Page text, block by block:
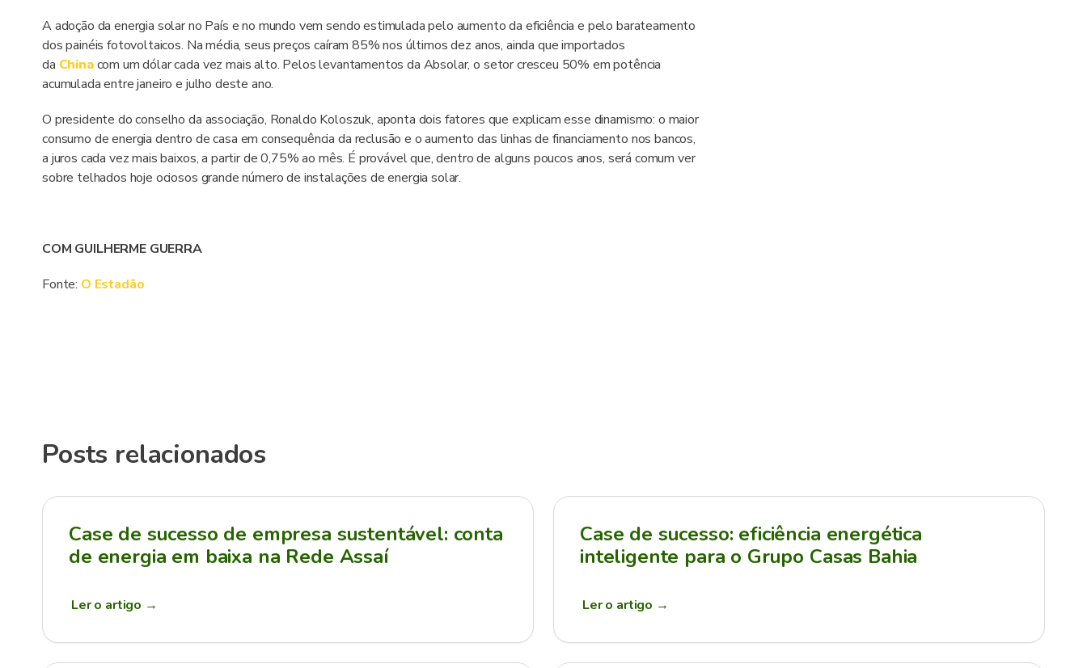
A adoção da energia solar no País e no mundo vem sendo estimulada pelo aumento da eficiência e pelo barateamento
dos painéis fotovoltaicos. Na média, seus preços caíram 85% nos últimos dez anos, ainda que importados
da Chinacom um dólar cada vez mais alto. Pelos levantamentos da Absolar, o setor cresceu 50% em potência
acumulada entre janeiro e julho deste ano.
O presidente do conselho da associação, Ronaldo Koloszuk, aponta dois fatores que explicam esse dinamismo: o maior
consumo de energia dentro de casa em consequência da reclusão e o aumento das linhas de financiamento nos bancos,
a juros cada vez mais baixos, a partir de 0,75% ao mês. É provável que, dentro de alguns poucos anos, será comum ver
sobre telhados hoje ociosos grande número de instalações de energia solar.
COM GUILHERME GUERRA
Fonte: O Estadão
Posts relacionados
Case de sucesso de empresa sustentável: conta
de energia em baixa na Rede Assaí
Ler o artigo →
Case de sucesso: eficiência energética
inteligente para o Grupo Casas Bahia
Ler o artigo →